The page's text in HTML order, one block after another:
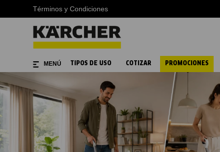
Términos y Condiciones
TIPOS DE USO COTIZAR PROMOCIONES